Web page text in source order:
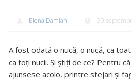
Elena Damian 30
A fost odată o nucă, o nucă, ca
ca toţi nucii. Şi ştiţi de ce? Pentru
ajunsese acolo, printre stejari şi